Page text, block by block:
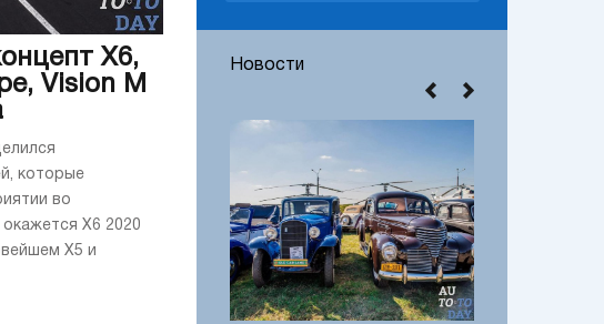
X6,
Vision M
которые
во
X6 2020
X5 и
Новости